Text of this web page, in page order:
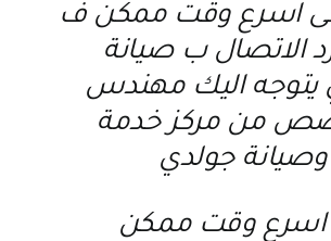
اسرع وقت ممكن ف
الاتصال ب صيانة
يتوجه اليك مهندس
منمركز خدمة
وصيانة جولدي
وقت ممكن